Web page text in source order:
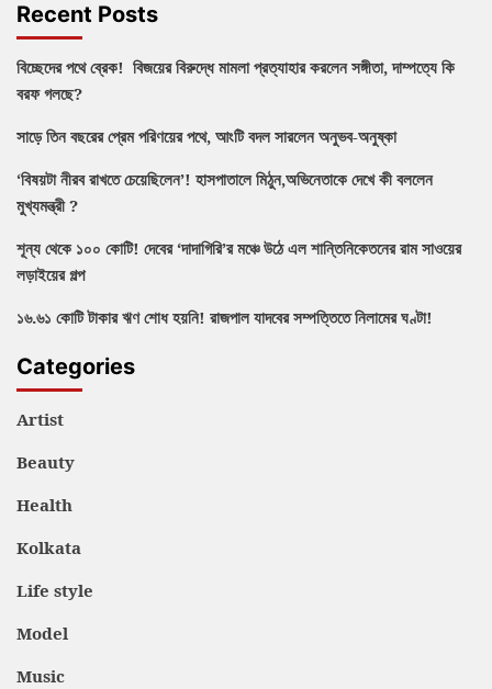
Recent Posts
বিচ্ছেদের পথে ব্রেক! বিজয়ের বিরুদ্ধে মামলা প্রত্যাহার করলেন সঙ্গীতা, দাম্পত্যে কি
বরফ গলছে?
সাড়ে তিন বছরের প্রেম পরিণয়ের পথে, আংটি বদল সারলেন অনুভব-অনুষ্কা
‘বিষয়টা নীরব রাখতে চেয়েছিলেন’! হাসপাতালে মিঠুন,অভিনেতাকে দেখে কী বললেন
মুখ্যমন্ত্রী ?
শূন্য থেকে ১০০ কোটি! দেবের ‘দাদাগিরি’র মঞ্চে উঠে এল শান্তিনিকেতনের রাম সাওয়ের
লড়াইয়ের গল্প
১৬.৬১ কোটি টাকার ঋণ শোধ হয়নি! রাজপাল যাদবের সম্পত্তিতে নিলামের ঘণ্টা!
Categories
Artist
Beauty
Health
Kolkata
Life style
Model
Music